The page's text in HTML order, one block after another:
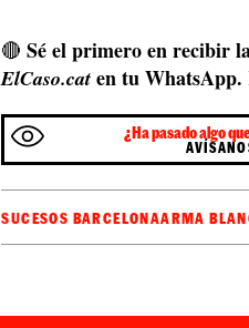
🔴Sé el primero en recibir
ElCaso.cat en tu WhatsApp.
¿Ha pasado algo
SUCESOS BARCELONAARMA